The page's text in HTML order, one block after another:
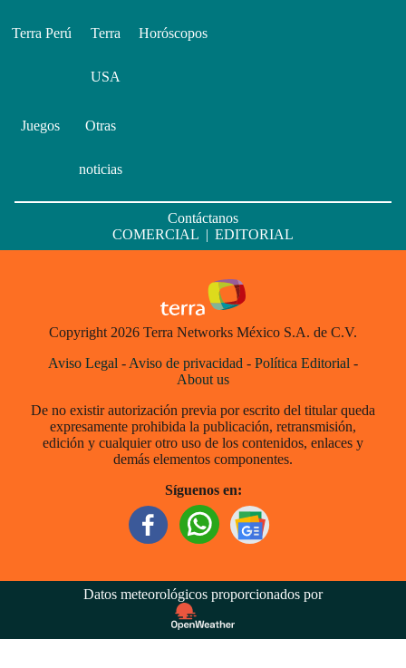
Terra Perú Terra
USA
Horóscopos
Juegos Otras
noticias
Contáctanos
COMERCIAL | EDITORIAL
Copyright 2026 Terra Networks México S.A. de C.V.
Aviso Legal - Aviso de privacidad - Política Editorial -
About us
De no existir autorización previa por escrito del titular queda
expresamente prohibida la publicación, retransmisión,
edición y cualquier otro uso de los contenidos, enlaces y
demás elementos componentes.
Síguenos en:
Datos meteorológicos proporcionados por